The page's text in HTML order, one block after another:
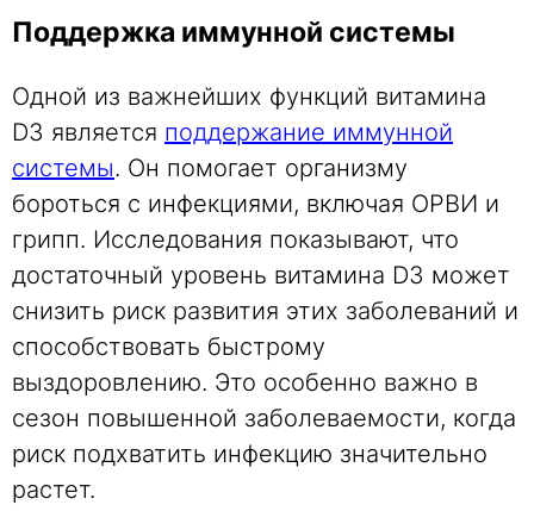
Поддержка иммунной системы
Одной из важнейших функций витамина
D3 является поддержание иммунной
системы. Он помогает организму
бороться с инфекциями, включая ОРВИ и
грипп. Исследования показывают, что
достаточный уровень витамина D3 может
снизить риск развития этих заболеваний и
способствовать быстрому
выздоровлению. Это особенно важно в
сезон повышенной заболеваемости, когда
риск подхватить инфекцию значительно
растет.